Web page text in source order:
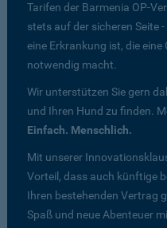
Tarifen der Barmenia OP-
stets auf der sicheren Seite
eine Erkrankung ist, die
notwendig macht.
Wir unterstützen Sie gern
und Ihren Hund zu finden.
Einfach. Menschlich.
Mit unserer
Vorteil, dass auch künftige
Ihren bestehenden Vertrag
Spaß und neue Abenteuer